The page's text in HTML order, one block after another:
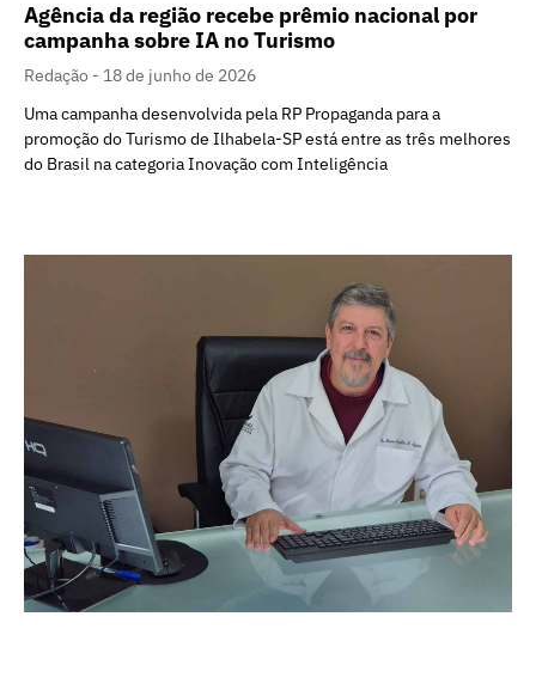
Agência da região recebe prêmio nacional por
campanha sobre IA no Turismo
Redação
18 de junho de 2026
Uma campanha desenvolvida pela RP Propaganda para a
promoção do Turismo de Ilhabela-SP está entre as três melhores
do Brasil na categoria Inovação com Inteligência